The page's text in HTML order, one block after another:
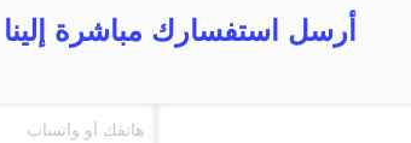
أرسل استفسارك مباشرة إلينا